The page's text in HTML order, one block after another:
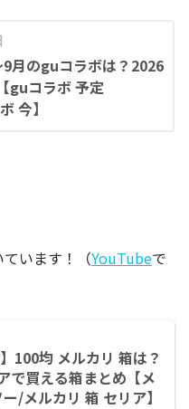
9月のguコラボは？2026
guコラボ 予定
今】
います！（YouTubeで
100均 メルカリ 箱は？
で買える箱まとめ【メ
/メルカリ 箱 セリア】